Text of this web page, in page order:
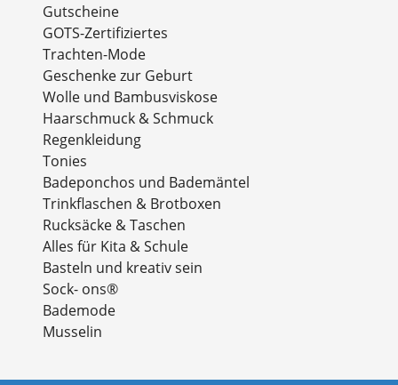
Gutscheine
GOTS-Zertifiziertes
Trachten-Mode
Geschenke zur Geburt
Wolle und Bambusviskose
Haarschmuck & Schmuck
Regenkleidung
Tonies
Badeponchos und Bademäntel
Trinkflaschen & Brotboxen
Rucksäcke & Taschen
Alles für Kita & Schule
Basteln und kreativ sein
Sock- ons®
Bademode
Musselin